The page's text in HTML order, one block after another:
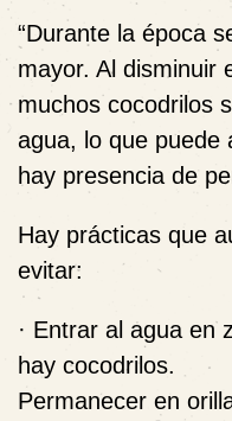
“Durante la época
mayor. Al disminuir
muchos cocodrilos
agua, lo que puede
hay presencia de
Hay prácticas que
evitar:
· Entrar al agua en
hay cocodrilos.
Permanecer en